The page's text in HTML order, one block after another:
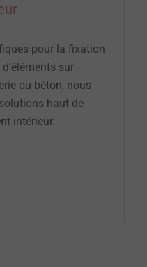
pour la fixation
sur
ou béton, nous
haut de
intérieur.